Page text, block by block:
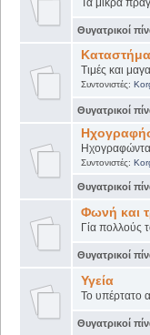
Θυγατρικοί
Τιμές και
Συντονιστές:
Θυγατρικοί
Συντονιστές:
Θυγατρικοί
Φωνή και
Γία πολλούς
Θυγατρικοί
Υγεία
Το υπέρτατο
Θυγατρικοί